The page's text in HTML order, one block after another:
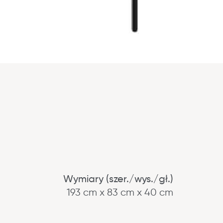
Wymiary (szer./wys./gł.)
193 cm x 83 cm x 40 cm